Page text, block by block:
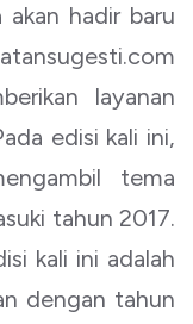
hadir baru
layanan
edisi kali ini,
tema
tahun 2017.
kali ini adalah
dengan tahun